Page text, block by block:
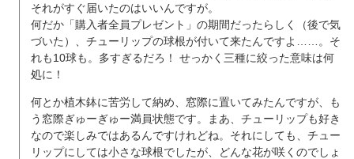
それがすぐ届いたのはいいんですが。
何だか「購入者全員プレゼント」の期間だったらしく（後で気
づいた）、チューリップの球根が付いて来たんですよ……。そ
れも10球も。多すぎるだろ！ せっかく三種に絞った意味は何
処に！
何とか植木鉢に苦労して納め、窓際に置いてみたんですが、も
う窓際ぎゅーぎゅー満員状態です。まあ、チューリップも好き
なので楽しみではあるんですけれどね。それにしても、チュー
リップにしては小さな球根でしたが、どんな花が咲くのでしょ